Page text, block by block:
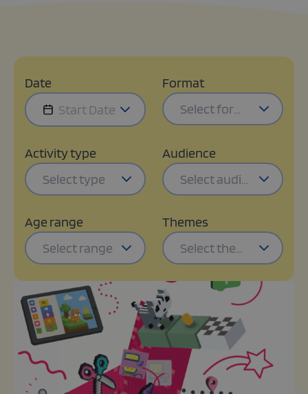
Date
Format
Select format
Activity type
Select type
Audience
Select audience
Age range
Select range
Themes
Select themes